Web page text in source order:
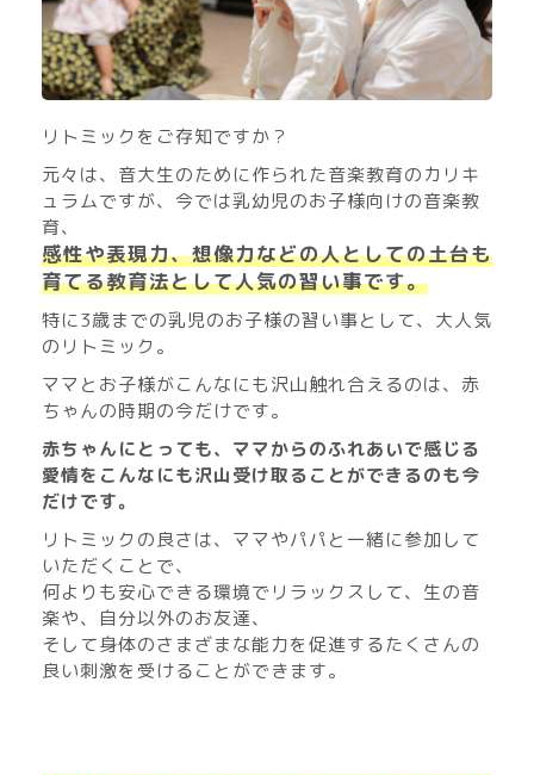
リトミックをご存知ですか？
元々は、音大生のために作られた音楽教育のカリキ
ュラムですが、今では乳幼児のお子様向けの音楽教
育、
感性や表現力、想像力などの人としての土台も
育てる教育法として人気の習い事です。
特に3歳までの乳児のお子様の習い事として、大人気
のリトミック。
ママとお子様がこんなにも沢山触れ合えるのは、赤
ちゃんの時期の今だけです。
赤ちゃんにとっても、ママからのふれあいで感じる
愛情をこんなにも沢山受け取ることができるのも今
だけです。
リトミックの良さは、ママやパパと一緒に参加して
いただくことで、
何よりも安心できる環境でリラックスして、生の音
楽や、自分以外のお友達、
そして身体のさまざまな能力を促進するたくさんの
良い刺激を受けることができます。